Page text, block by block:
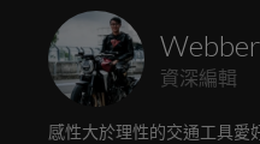
Webber
資深編輯
感性大於理性的交通工具愛